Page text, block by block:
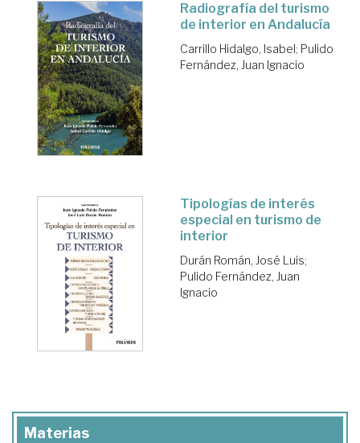
Radiografía del turismo
de interior en Andalucía
Carrillo Hidalgo, Isabel; Pulido
Fernández, Juan Ignacio
Tipologías de interés
especial en turismo de
interior
Durán Román, José Luis;
Pulido Fernández, Juan
Ignacio
Materias